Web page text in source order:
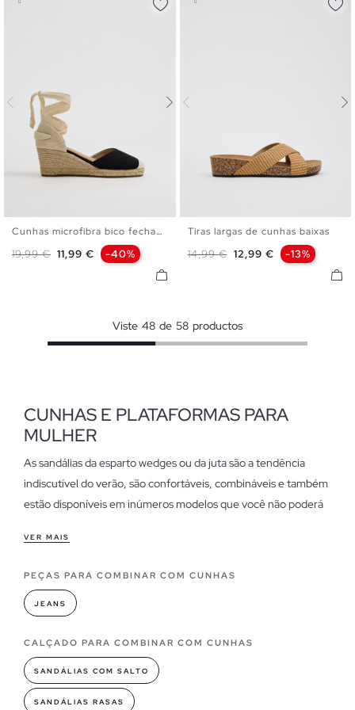
Cunhas microfibra bico fechado
Preço normal
19,99 € Preço
11,99 € -40%
35 36 37 38 39
40
41
Tiras largas de cunhas baixas
Preço normal
14,99 € Preço
12,99 € -13%
Viste 48 de 58 productos
CUNHAS E PLATAFORMAS PARA
MULHER
As sandálias da esparto wedges ou da juta são a tendência
indiscutível do verão, são confortáveis, combináveis e também
estão disponíveis em inúmeros modelos que você não poderá
Se há algo de que gostamos no Inside, é dar as boas-vindas ao
verão da melhor maneira, e que melhor maneira de fazê-lo do
que com a nossa coleção de cunhas, se você gosta de usar
salto alto e é fiel ao conforto, mas não quer desistir de estilo, as
cunhas são a alternativa perfeita, são simples, melhoram sua
figura e dar estilo para cada uma das fibras que as compõem.
VER MAIS
PEÇAS PARA COMBINAR COM CUNHAS
JEANS
CALÇADO PARA COMBINAR COM CUNHAS
SANDÁLIAS COM SALTO
SANDÁLIAS RASAS